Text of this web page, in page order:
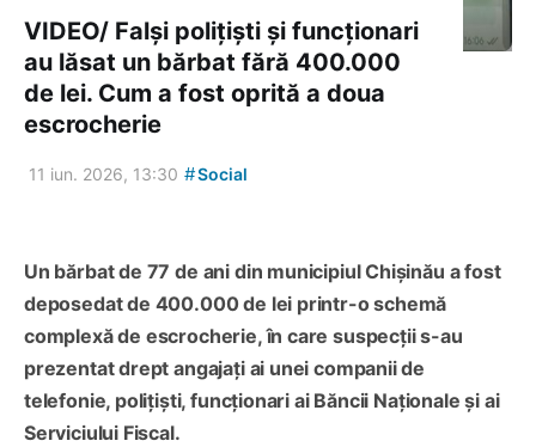
VIDEO/ Falși polițiști și funcționari
au lăsat un bărbat fără 400.000
de lei. Cum a fost oprită a doua
escrocherie
11 iun. 2026, 13:30 #Social
Un bărbat de 77 de ani din municipiul Chișinău a fost
deposedat de 400.000 de lei printr-o schemă
complexă de escrocherie, în care suspecții s-au
prezentat drept angajați ai unei companii de
telefonie, polițiști, funcționari ai Băncii Naționale și ai
Serviciului Fiscal.